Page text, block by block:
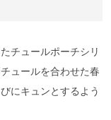
チュールポーチシリ
ュールを合わせた春
にキュンとするよう